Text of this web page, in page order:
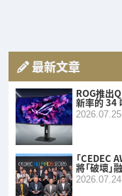
最新文章
ROG推出
新率的 34
「CEDEC
將「破壞」